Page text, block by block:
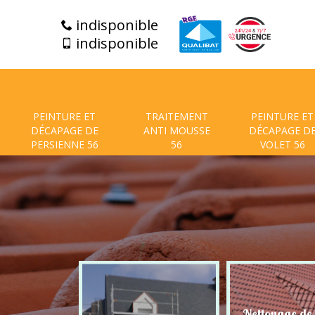
indisponible
indisponible
PEINTURE ET
DÉCAPAGE DE
PERSIENNE 56
TRAITEMENT
ANTI MOUSSE
56
PEINTURE ET
DÉCAPAGE
VOLET 56